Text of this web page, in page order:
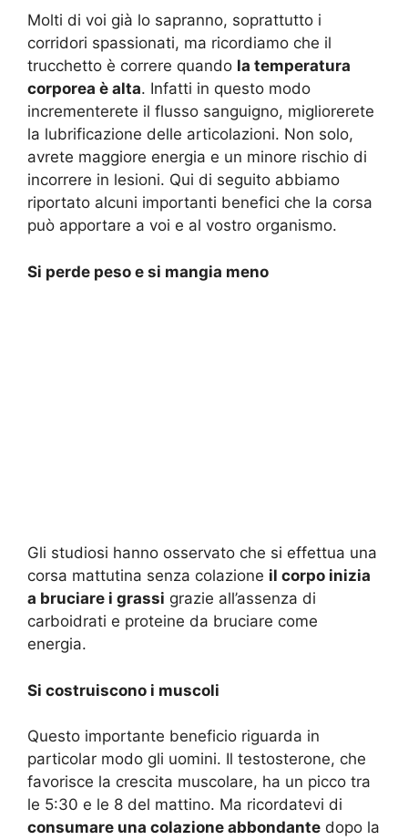
Molti di voi già lo sapranno, soprattutto i
corridori spassionati, ma ricordiamo che il
trucchetto è correre quando la temperatura
corporea è alta. Infatti in questo modo
incrementerete il flusso sanguigno, migliorerete
la lubrificazione delle articolazioni. Non solo,
avrete maggiore energia e un minore rischio di
incorrere in lesioni. Qui di seguito abbiamo
riportato alcuni importanti benefici che la corsa
può apportare a voi e al vostro organismo.
Si perde peso e si mangia meno
Gli studiosi hanno osservato che si effettua una
corsa mattutina senza colazione il corpo inizia
a bruciare i grassi grazie all’assenza di
carboidrati e proteine da bruciare come
energia.
Si costruiscono i muscoli
Questo importante beneficio riguarda in
particolar modo gli uomini. Il testosterone, che
favorisce la crescita muscolare, ha un picco tra
le 5:30 e le 8 del mattino. Ma ricordatevi di
consumare una colazione abbondante dopo la